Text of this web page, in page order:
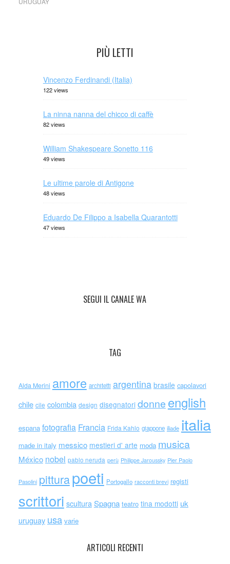
PIÙ LETTI
Vincenzo Ferdinandi (Italia)
122 views
La ninna nanna del chicco di caffè
82 views
William Shakespeare Sonetto 116
49 views
Le ultime parole di Antigone
48 views
Eduardo De Filippo a Isabella Quarantotti
47 views
SEGUI IL CANALE WA
TAG
Alda Merini amore architetti argentina brasile capolavori
chile cile colombia design disegnatori donne english
espana fotografia Francia Frida Kahlo giappone iliade italia
made in italy messico mestieri d' arte moda musica
México nobel pablo neruda perù Philippe Jaroussky Pier Paolo
Pasolini pitturapoeti Portogallo racconti brevi registi
scrittori scultura Spagna teatro tina modotti uk
uruguay usa varie
ARTICOLI RECENTI